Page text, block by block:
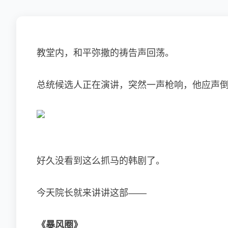
教堂内，和平弥撒的祷告声回荡。
总统候选人正在演讲，突然一声枪响，他应声
好久没看到这么抓马的韩剧了。
今天院长就来讲讲这部——
《暴风圈》